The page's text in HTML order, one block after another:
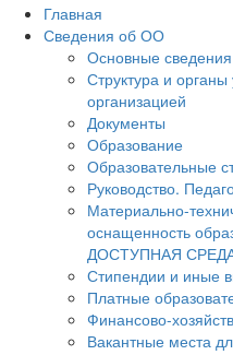
Главная
Сведения об ОО
Основные сведения
Структура и
организацией
Документы
Образование
Образовательные
Руководство.
Материально-
оснащенность
ДОСТУПНАЯ
Стипендии и иные
Платные
Финансово-
Вакантные места